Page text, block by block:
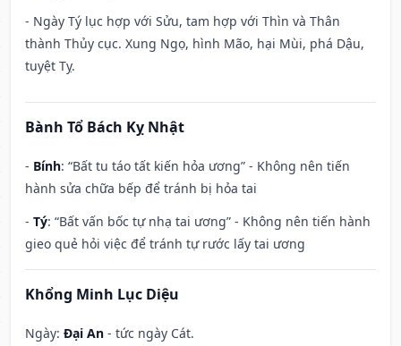
- Ngày Tý lục hợp với Sửu, tam hợp với Thìn và Thân
thành Thủy cục. Xung Ngọ, hình Mão, hại Mùi, phá Dậu,
tuyệt Tỵ.
Bành Tổ Bách Kỵ Nhật
- Bính: “Bất tu táo tất kiến hỏa ương” - Không nên tiến
hành sửa chữa bếp để tránh bị hỏa tai
- Tý: “Bất vấn bốc tự nhạ tai ương” - Không nên tiến hành
gieo quẻ hỏi việc để tránh tự rước lấy tai ương
Khổng Minh Lục Diệu
Ngày: Đại An - tức ngày Cát.